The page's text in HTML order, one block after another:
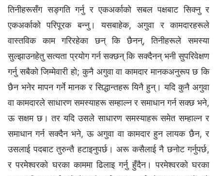
तिनीहरूसँग सङ्गति गर्नु र एकअर्काको सबल पक्षबाट सिक्‍नु र
एकअर्काको परिपूरक बन्‍नु। यसबाहेक, अगुवा र कामदारहरूले
वास्तविक काम गरिरहेका छन् कि छैनन्, तिनीहरूले समस्या
सुल्झाउनहेतु सत्यता प्रयोग गर्न सक्छन् कि सक्दैनन् भनी सुपरिवेक्षण
गर्नु सबैको जिम्मेवारी हो; कुनै अगुवा वा कामदार मानकअनुरूप छ कि
छैन भनेर मापन गर्ने मानक र सिद्धान्तहरू यिनै हुन्। यदि कुनै अगुवा
वा कामदारले साधारण समस्याहरू सम्‍हाल्‍न र समाधान गर्न सक्छ भने,
ऊ सक्षम छ। तर यदि उसले साधारण समस्याहरू समेत सम्‍हाल्‍न र
समाधान गर्न सक्दैन भने, ऊ अगुवा वा कामदार हुन लायक छैन, र
उसलाई पदबाट तुरुन्तै हटाइनुपर्छ। अरू कसैलाई नै छनोट गर्नुपर्छ,
र परमेश्‍वरको घरका काममा ढिलाइ गर्नु हुँदैन। परमेश्‍वरको घरका